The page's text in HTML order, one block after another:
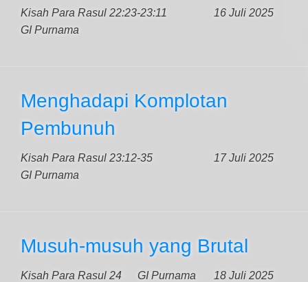
Kisah Para Rasul 22:23-23:11
16 Juli 2025
GI Purnama
Menghadapi Komplotan
Pembunuh
Kisah Para Rasul 23:12-35
17 Juli 2025
GI Purnama
Musuh-musuh yang Brutal
Kisah Para Rasul 24 18 Juli 2025
GI Purnama